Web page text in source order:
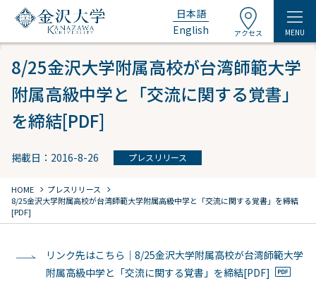
日本語
English
アクセス MENU
8/25金沢大学附属高校が台湾師範大学
附属高級中学と「交流に関する覚書」
を締結[PDF]
掲載日：2016-8-26 プレスリリース
HOME chevron_right プレスリリース chevron_right
8/25金沢大学附属高校が台湾師範大学附属高級中学と「交流に関する覚書」を締結
[PDF]
リンク先はこちら｜8/25金沢大学附属高校が台湾師範大学
附属高級中学と「交流に関する覚書」を締結[PDF]